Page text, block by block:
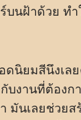
บนฝ้าด้วย
ดนิยมสีนึงเ
บงานที่ต้อง
มันเลยช่ว